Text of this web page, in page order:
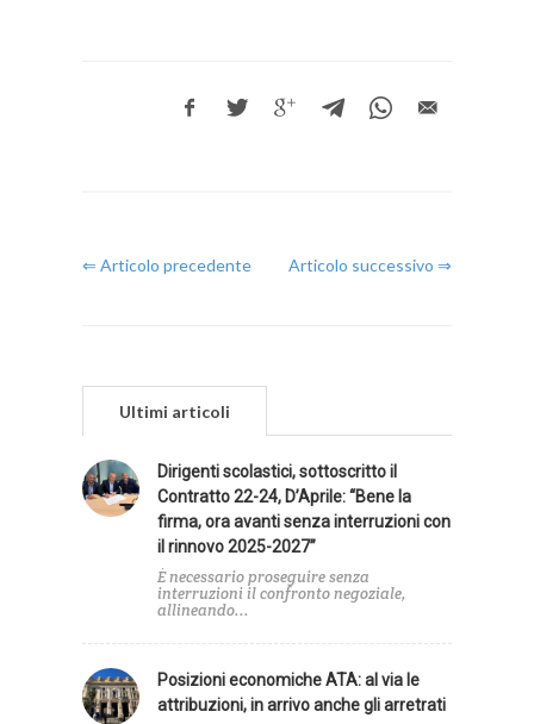
⇐ Articolo precedente Articolo successivo ⇒
Ultimi articoli
Dirigenti scolastici, sottoscritto il
Contratto 22-24, D’Aprile: “Bene la
firma, ora avanti senza interruzioni con
il rinnovo 2025-2027”
È necessario proseguire senza
interruzioni il confronto negoziale,
allineando...
Posizioni economiche ATA: al via le
attribuzioni, in arrivo anche gli arretrati